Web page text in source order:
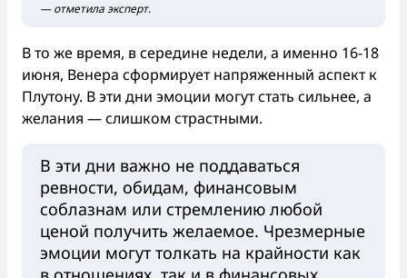
— отметила эксперт.
В то же время, в середине недели, а именно 16-18
июня, Венера сформирует напряженный аспект к
Плутону. В эти дни эмоции могут стать сильнее, а
желания — слишком страстными.
В эти дни важно не поддаваться
ревности, обидам, финансовым
соблазнам или стремлению любой
ценой получить желаемое. Чрезмерные
эмоции могут толкать на крайности как